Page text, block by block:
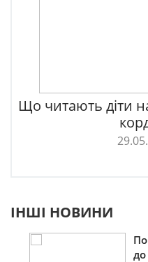
Що читають діти
ІНШІ НОВИНИ
до